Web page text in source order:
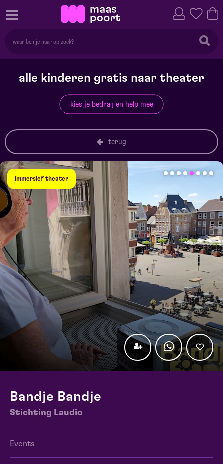
alle kinderen gratis naar theater
kies je bedrag en help mee
terug
immersief theater
Bandje Bandje
Stichting Laudio
Events